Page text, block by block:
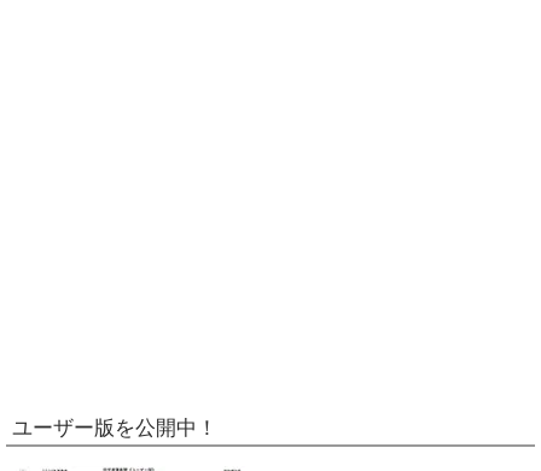
ユーザー版を公開中！